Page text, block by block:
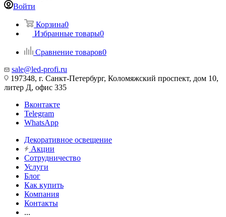
Войти
Корзина0
Избранные товары0
Сравнение товаров0
sale@led-profi.ru
197348, г. Санкт-Петербург, Коломяжский проспект, дом 10,
литер Д, офис 335
Вконтакте
Telegram
WhatsApp
Декоративное освещение
Акции
Сотрудничество
Услуги
Блог
Как купить
Компания
Контакты
...